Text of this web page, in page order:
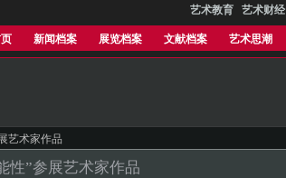
艺术教育 艺术财经
新闻档案 展览档案 文献档案 艺术思潮
艺术家作品
性”参展艺术家作品